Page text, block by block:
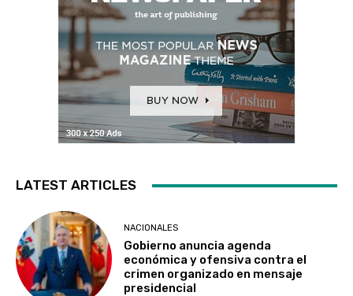
LATEST ARTICLES
NACIONALES
Gobierno anuncia agenda
económica y ofensiva contra el
crimen organizado en mensaje
presidencial